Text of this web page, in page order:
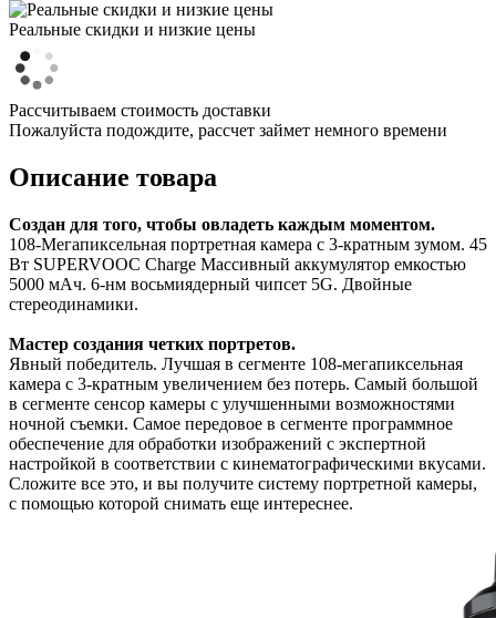
Реальные скидки и низкие цены
Рассчитываем стоимость доставки
Пожалуйста подождите, рассчет займет немного времени
Описание товара
Создан для того, чтобы овладеть каждым моментом.
108-Мегапиксельная портретная камера с 3-кратным зумом. 45
Вт SUPERVOOC Charge Массивный аккумулятор емкостью
5000 мАч. 6-нм восьмиядерный чипсет 5G. Двойные
стереодинамики.
Мастер создания четких портретов.
Явный победитель. Лучшая в сегменте 108-мегапиксельная
камера с 3-кратным увеличением без потерь. Самый большой
в сегменте сенсор камеры с улучшенными возможностями
ночной съемки. Самое передовое в сегменте программное
обеспечение для обработки изображений с экспертной
настройкой в соответствии с кинематографическими вкусами.
Сложите все это, и вы получите систему портретной камеры,
с помощью которой снимать еще интереснее.